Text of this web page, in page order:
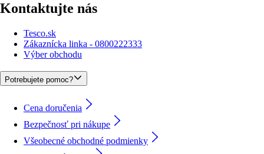
Kontaktujte nás
Tesco.sk
Zákaznícka linka - 0800222333
Výber obchodu
Potrebujete pomoc?
Cena doručenia
Bezpečnosť pri nákupe
Všeobecné obchodné podmienky